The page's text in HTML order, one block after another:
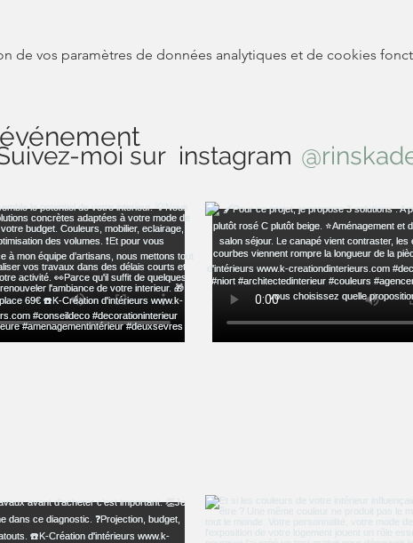
de vos paramètres de données analytiques et de cookies
moi sur instagram